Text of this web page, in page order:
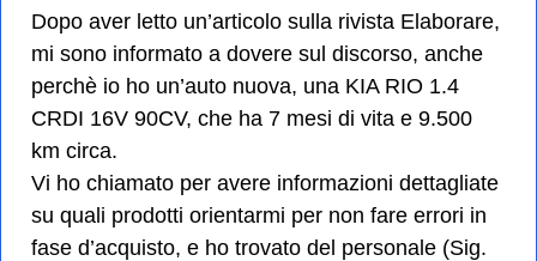
Dopo aver letto un’articolo sulla rivista Elaborare,
mi sono informato a dovere sul discorso, anche
perchè io ho un’auto nuova, una KIA RIO 1.4
CRDI 16V 90CV, che ha 7 mesi di vita e 9.500
km circa.
Vi ho chiamato per avere informazioni dettagliate
su quali prodotti orientarmi per non fare errori in
fase d’acquisto, e ho trovato del personale (Sig.